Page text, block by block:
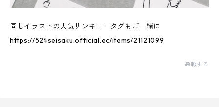
同じイラストの人気サンキュータグもご一緒に
https://524seisaku.official.ec/items/21121099
通報する